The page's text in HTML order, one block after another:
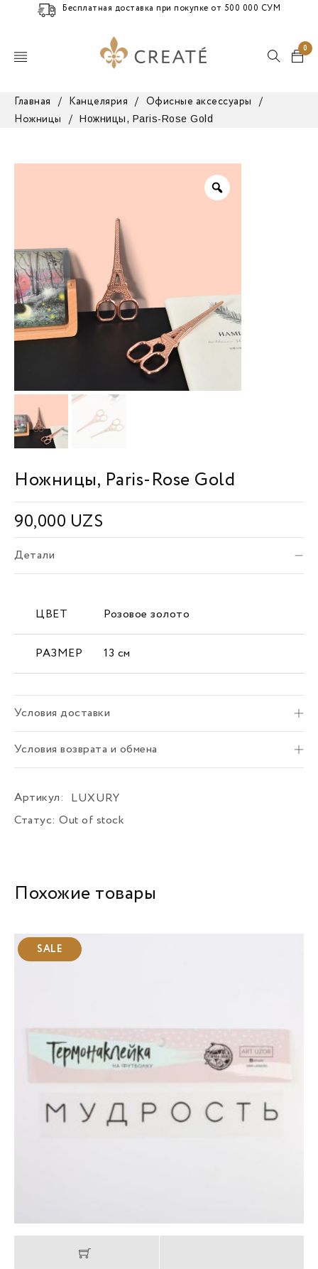
Бесплатная доставка при покупке от 500 000 СУМ
0
Главная / Канцелярия / Офисные аксессуары
/
Ножницы
/ Ножницы, Paris-Rose Gold
Ножницы, Paris-Rose Gold
90,000 UZS
Детали
ЦВЕТ Розовое золото
РАЗМЕР 13 см
Условия доставки
Условия возврата и обмена
Артикул:
LUXURY
Статус: Out of stock
Похожие товары
SALE